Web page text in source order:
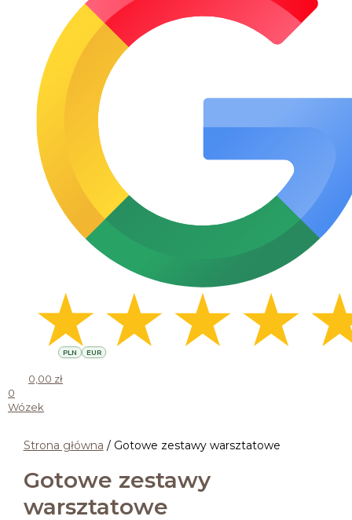
PLN EUR
0,00 zł
0
Wózek
Strona główna / Gotowe zestawy warsztatowe
Gotowe zestawy
warsztatowe